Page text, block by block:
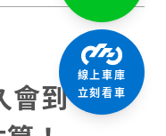
實用細節。本文將
套，讓你在烈日下
頭。
會到？通
線上車庫
立刻看車